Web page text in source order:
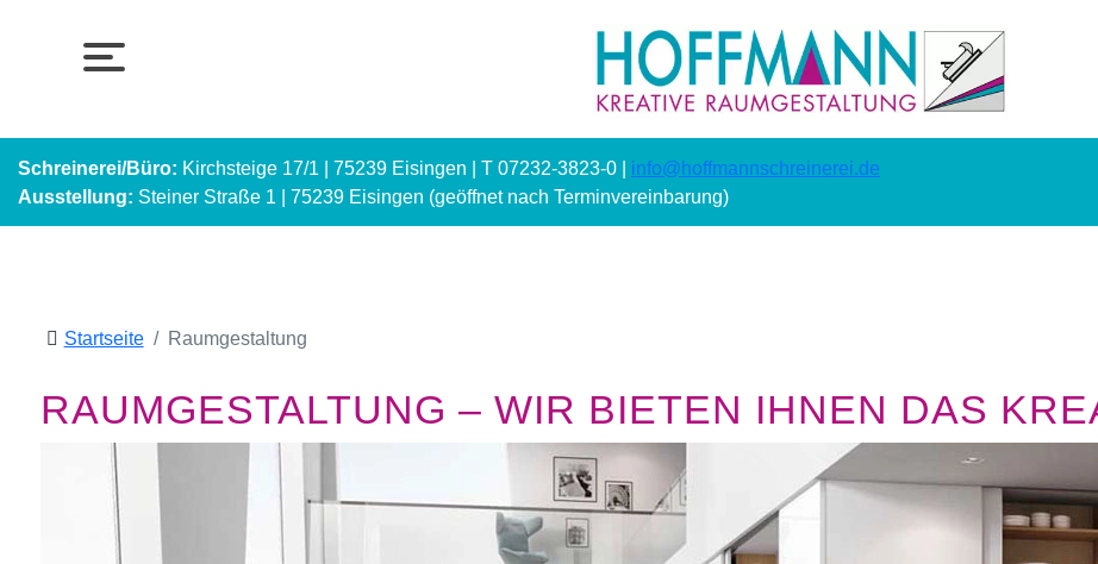
Schreinerei/Büro: Kirchsteige 17/1 | 75239 Eisingen | T 07232-3823-0 | info@hoffmannschreinerei.de
Ausstellung: Steiner Straße 1 | 75239 Eisingen (geöffnet nach Terminvereinbarung)
Startseite Raumgestaltung
RAUMGESTALTUNG – WIR BIETEN IHNEN DAS